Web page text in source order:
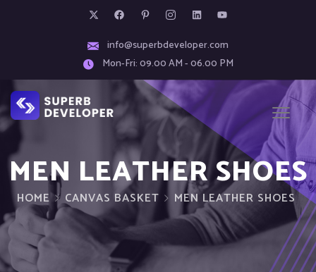
info@superbdeveloper.com
Mon-Fri: 09.00 AM - 06.00 PM
MEN LEATHER SHOES
HOME CANVAS BASKET MEN LEATHER SHOES